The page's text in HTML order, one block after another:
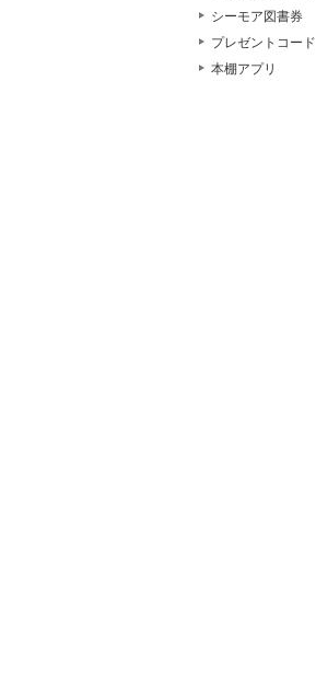
シーモア図書券
プレゼントコード
本棚アプリ